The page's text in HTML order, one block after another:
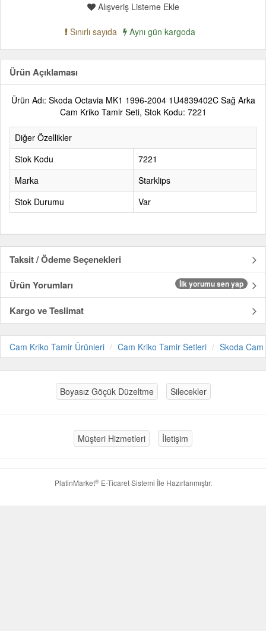
Alışveriş Listeme Ekle
Sınırlı sayıda Aynı gün kargoda
Ürün Açıklaması
Ürün Adı: Skoda Octavia MK1 1996-2004 1U4839402C Sağ Arka
Cam Kriko Tamir Seti, Stok Kodu: 7221
Diğer Özellikler
Stok Kodu
7221
Marka
Starklips
Stok Durumu
Var
Taksit / Ödeme Seçenekleri
Ürün Yorumları
İlk yorumu sen yap
Kargo ve Teslimat
Cam Kriko Tamir Ürünleri Cam Kriko Tamir Setleri Skoda
Boyasız Göçük Düzeltme Silecekler
Müşteri Hizmetleri İletişim
PlatinMarket®E-Ticaret Sistemi İle Hazırlanmıştır.